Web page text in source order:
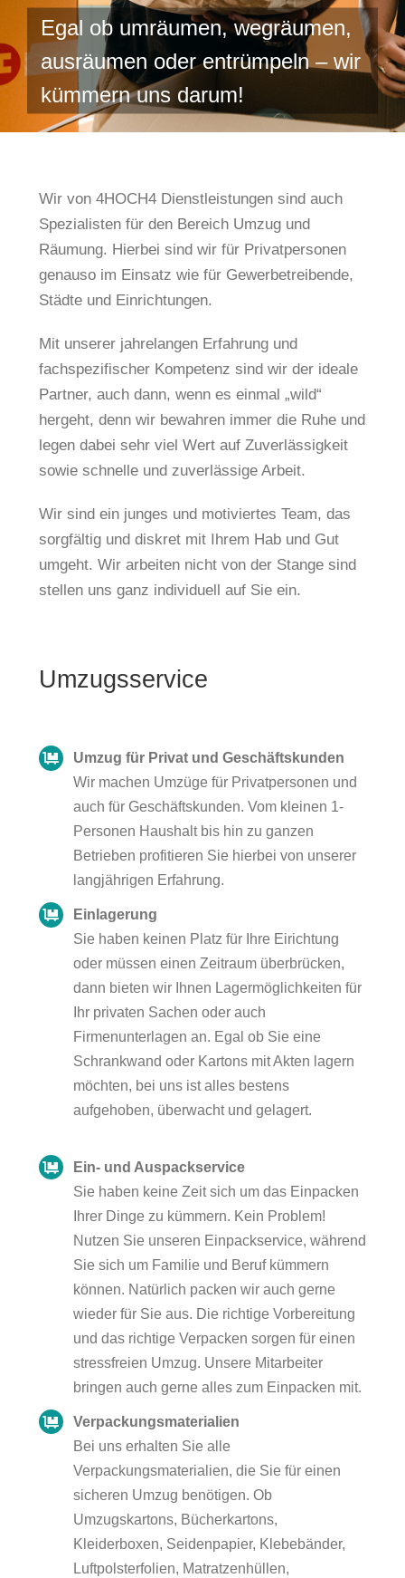
Egal ob umräumen, wegräumen,
ausräumen oder entrümpeln – wir
kümmern uns darum!
Wir von 4HOCH4 Dienstleistungen sind auch
Spezialisten für den Bereich Umzug und
Räumung. Hierbei sind wir für Privatpersonen
genauso im Einsatz wie für Gewerbetreibende,
Städte und Einrichtungen.
Mit unserer jahrelangen Erfahrung und
fachspezifischer Kompetenz sind wir der ideale
Partner, auch dann, wenn es einmal „wild“
hergeht, denn wir bewahren immer die Ruhe und
legen dabei sehr viel Wert auf Zuverlässigkeit
sowie schnelle und zuverlässige Arbeit.
Wir sind ein junges und motiviertes Team, das
sorgfältig und diskret mit Ihrem Hab und Gut
umgeht. Wir arbeiten nicht von der Stange sind
stellen uns ganz individuell auf Sie ein.
Umzugsservice
Umzug für Privat und Geschäftskunden
Wir machen Umzüge für Privatpersonen und
auch für Geschäftskunden. Vom kleinen 1-
Personen Haushalt bis hin zu ganzen
Betrieben profitieren Sie hierbei von unserer
langjährigen Erfahrung.
Einlagerung
Sie haben keinen Platz für Ihre Eirichtung
oder müssen einen Zeitraum überbrücken,
dann bieten wir Ihnen Lagermöglichkeiten für
Ihr privaten Sachen oder auch
Firmenunterlagen an. Egal ob Sie eine
Schrankwand oder Kartons mit Akten lagern
möchten, bei uns ist alles bestens
aufgehoben, überwacht und gelagert.
Ein- und Auspackservice
Sie haben keine Zeit sich um das Einpacken
Ihrer Dinge zu kümmern. Kein Problem!
Nutzen Sie unseren Einpackservice, während
Sie sich um Familie und Beruf kümmern
können. Natürlich packen wir auch gerne
wieder für Sie aus. Die richtige Vorbereitung
und das richtige Verpacken sorgen für einen
stressfreien Umzug. Unsere Mitarbeiter
bringen auch gerne alles zum Einpacken mit.
Verpackungsmaterialien
Bei uns erhalten Sie alle
Verpackungsmaterialien, die Sie für einen
sicheren Umzug benötigen. Ob
Umzugskartons, Bücherkartons,
Kleiderboxen, Seidenpapier, Klebebänder,
Luftpolsterfolien, Matratzenhüllen,